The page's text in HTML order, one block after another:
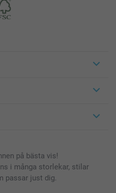
på bästa vis!
i många storlekar, stilar
passar just dig.